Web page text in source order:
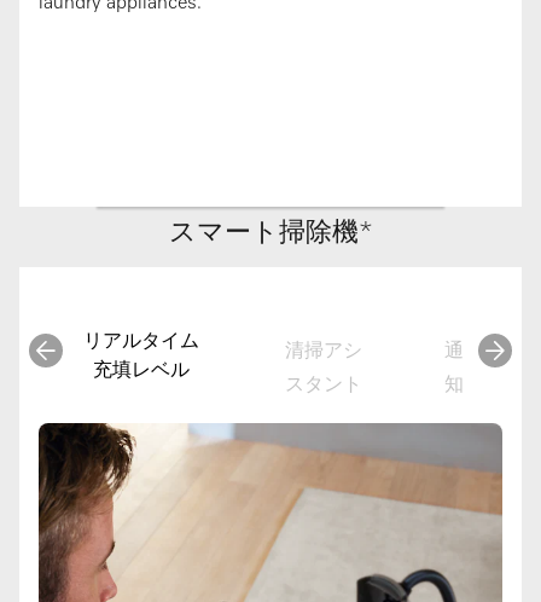
laundry appliances.
スマート掃除機*
リアルタイム
充填レベル
清掃アシ
スタント
通
知